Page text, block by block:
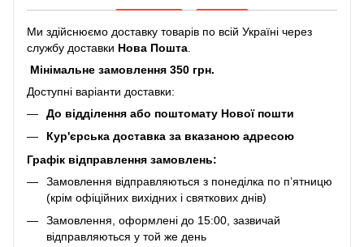
Ми здійснюємо доставку товарів по всій Україні через
службу доставки Нова Пошта
Мінімальне замовлення 350 грн.
Доступні варіанти доставки:
До відділення або поштомату Нової пошти
Кур'єрська доставка за вказаною адресою
Графік відправлення замовлень:
Замовлення відправляються з понеділка по п’ятницю
(крім офіційних вихідних і святкових днів)
Замовлення, оформлені до 15:00, зазвичай
відправляються у той же день